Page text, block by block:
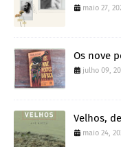
maio 27,
Os nove
julho 09,
Velhos,
maio 24,